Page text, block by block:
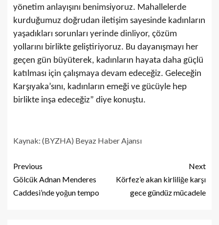
yönetim anlayışını benimsiyoruz. Mahallelerde
kurduğumuz doğrudan iletişim sayesinde kadınların
yaşadıkları sorunları yerinde dinliyor, çözüm
yollarını birlikte geliştiriyoruz. Bu dayanışmayı her
geçen gün büyüterek, kadınların hayata daha güçlü
katılması için çalışmaya devam edeceğiz. Geleceğin
Karşıyaka’sını, kadınların emeği ve gücüyle hep
birlikte inşa edeceğiz” diye konuştu.
Kaynak: (BYZHA) Beyaz Haber Ajansı
Previous
Gölcük Adnan Menderes
Caddesi’nde yoğun tempo
Next
Körfez’e akan kirliliğe karşı
gece gündüz mücadele